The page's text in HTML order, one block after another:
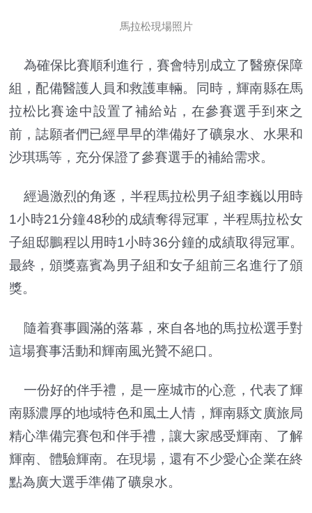
馬拉松現場照片
為確保比賽順利進行，賽會特別成立了醫療保障
組，配備醫護人員和救護車輛。同時，輝南縣在馬
拉松比賽途中設置了補給站，在參賽選手到來之
前，誌願者們已經早早的準備好了礦泉水、水果和
沙琪瑪等，充分保證了參賽選手的補給需求。
經過激烈的角逐，半程馬拉松男子組李巍以用時
1小時21分鐘48秒的成績奪得冠軍，半程馬拉松女
子組邸鵬程以用時1小時36分鐘的成績取得冠軍。
最終，頒獎嘉賓為男子組和女子組前三名進行了頒
獎。
隨着賽事圓滿的落幕，來自各地的馬拉松選手對
這場賽事活動和輝南風光贊不絕口。
一份好的伴手禮，是一座城市的心意，代表了輝
南縣濃厚的地域特色和風土人情，輝南縣文廣旅局
精心準備完賽包和伴手禮，讓大家感受輝南、了解
輝南、體驗輝南。在現場，還有不少愛心企業在終
點為廣大選手準備了礦泉水。